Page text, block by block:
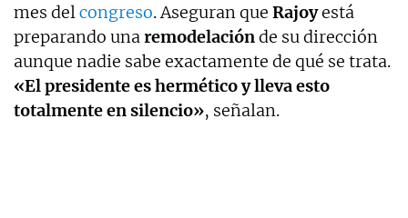
mes delcongreso. Aseguran que Rajoyestá
preparando unaremodelaciónde su dirección
aunque nadie sabe exactamente de qué se trata.
«El presidente es hermético y lleva esto
totalmente en silencio», señalan.